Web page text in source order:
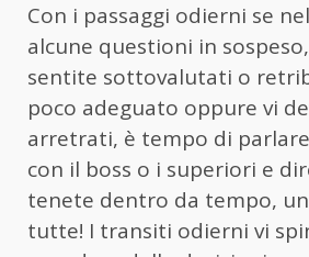
Con i passaggi odierni se
alcune questioni in
sentite sottovalutati o
poco adeguato oppure vi
arretrati, è tempo di
con il boss o i superiori e
tenete dentro da tempo,
tutte! I transiti odierni vi